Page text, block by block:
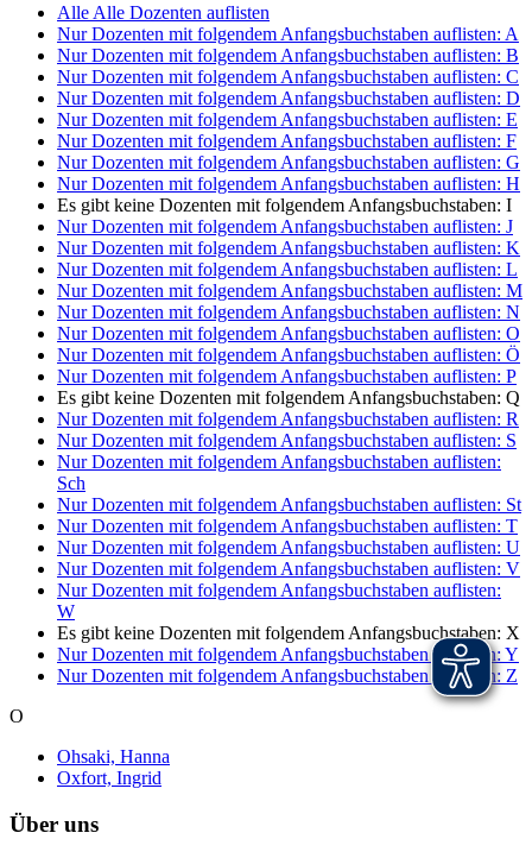
Alle Alle Dozenten auflisten
Nur Dozenten mit folgendem Anfangsbuchstaben auflisten: A
Nur Dozenten mit folgendem Anfangsbuchstaben auflisten: B
Nur Dozenten mit folgendem Anfangsbuchstaben auflisten: C
Nur Dozenten mit folgendem Anfangsbuchstaben auflisten: D
Nur Dozenten mit folgendem Anfangsbuchstaben auflisten: E
Nur Dozenten mit folgendem Anfangsbuchstaben auflisten: F
Nur Dozenten mit folgendem Anfangsbuchstaben auflisten: G
Nur Dozenten mit folgendem Anfangsbuchstaben auflisten: H
Es gibt keine Dozenten mit folgendem Anfangsbuchstaben: I
Nur Dozenten mit folgendem Anfangsbuchstaben auflisten: J
Nur Dozenten mit folgendem Anfangsbuchstaben auflisten: K
Nur Dozenten mit folgendem Anfangsbuchstaben auflisten: L
Nur Dozenten mit folgendem Anfangsbuchstaben auflisten: M
Nur Dozenten mit folgendem Anfangsbuchstaben auflisten: N
Nur Dozenten mit folgendem Anfangsbuchstaben auflisten: O
Nur Dozenten mit folgendem Anfangsbuchstaben auflisten: Ö
Nur Dozenten mit folgendem Anfangsbuchstaben auflisten: P
Es gibt keine Dozenten mit folgendem Anfangsbuchstaben: Q
Nur Dozenten mit folgendem Anfangsbuchstaben auflisten: R
Nur Dozenten mit folgendem Anfangsbuchstaben auflisten: S
Nur Dozenten mit folgendem Anfangsbuchstaben auflisten:
Sch
Nur Dozenten mit folgendem Anfangsbuchstaben auflisten: St
Nur Dozenten mit folgendem Anfangsbuchstaben auflisten: T
Nur Dozenten mit folgendem Anfangsbuchstaben auflisten: U
Nur Dozenten mit folgendem Anfangsbuchstaben auflisten: V
Nur Dozenten mit folgendem Anfangsbuchstaben auflisten:
W
Es gibt keine Dozenten mit folgendem Anfangsbuchstaben: X
Nur Dozenten mit folgendem Anfangsbuchstaben auflisten: Y
Nur Dozenten mit folgendem Anfangsbuchstaben auflisten: Z
O
Ohsaki, Hanna
Oxfort, Ingrid
Über uns